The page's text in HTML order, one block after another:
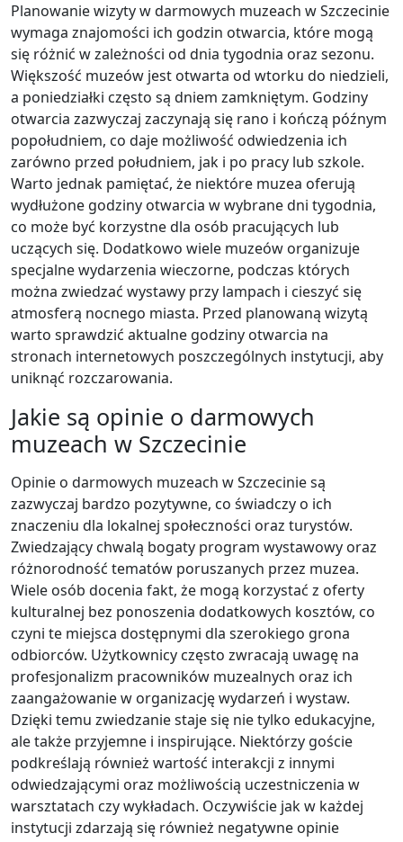
Planowanie wizyty w darmowych muzeach w Szczecinie
wymaga znajomości ich godzin otwarcia, które mogą
się różnić w zależności od dnia tygodnia oraz sezonu.
Większość muzeów jest otwarta od wtorku do niedzieli,
a poniedziałki często są dniem zamkniętym. Godziny
otwarcia zazwyczaj zaczynają się rano i kończą późnym
popołudniem, co daje możliwość odwiedzenia ich
zarówno przed południem, jak i po pracy lub szkole.
Warto jednak pamiętać, że niektóre muzea oferują
wydłużone godziny otwarcia w wybrane dni tygodnia,
co może być korzystne dla osób pracujących lub
uczących się. Dodatkowo wiele muzeów organizuje
specjalne wydarzenia wieczorne, podczas których
można zwiedzać wystawy przy lampach i cieszyć się
atmosferą nocnego miasta. Przed planowaną wizytą
warto sprawdzić aktualne godziny otwarcia na
stronach internetowych poszczególnych instytucji, aby
uniknąć rozczarowania.
Jakie są opinie o darmowych
muzeach w Szczecinie
Opinie o darmowych muzeach w Szczecinie są
zazwyczaj bardzo pozytywne, co świadczy o ich
znaczeniu dla lokalnej społeczności oraz turystów.
Zwiedzający chwalą bogaty program wystawowy oraz
różnorodność tematów poruszanych przez muzea.
Wiele osób docenia fakt, że mogą korzystać z oferty
kulturalnej bez ponoszenia dodatkowych kosztów, co
czyni te miejsca dostępnymi dla szerokiego grona
odbiorców. Użytkownicy często zwracają uwagę na
profesjonalizm pracowników muzealnych oraz ich
zaangażowanie w organizację wydarzeń i wystaw.
Dzięki temu zwiedzanie staje się nie tylko edukacyjne,
ale także przyjemne i inspirujące. Niektórzy goście
podkreślają również wartość interakcji z innymi
odwiedzającymi oraz możliwością uczestniczenia w
warsztatach czy wykładach. Oczywiście jak w każdej
instytucji zdarzają się również negatywne opinie